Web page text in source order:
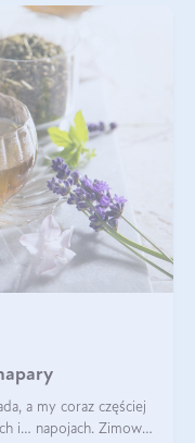
a my coraz częściej
i… napojach. Zimowe